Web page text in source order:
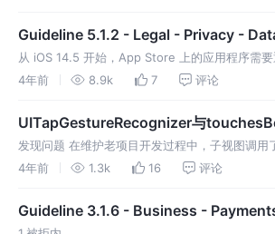
Guideline 5.1.2 - Legal - Privacy -
Sharing
从 iOS 14.5 开始，App Store 上的应用程序需要
AppTrackingTransparency 框架获得用户的许可
4年前 8.9k 7 评论
UITapGestureRecognizer与
发现问题 在维护老项目开发过程中，子视图调用
有进入这个方法。 查找原因 严谨的查了下父视图
响应
4年前 1.3k 16 评论
Guideline 3.1.6 - Business -